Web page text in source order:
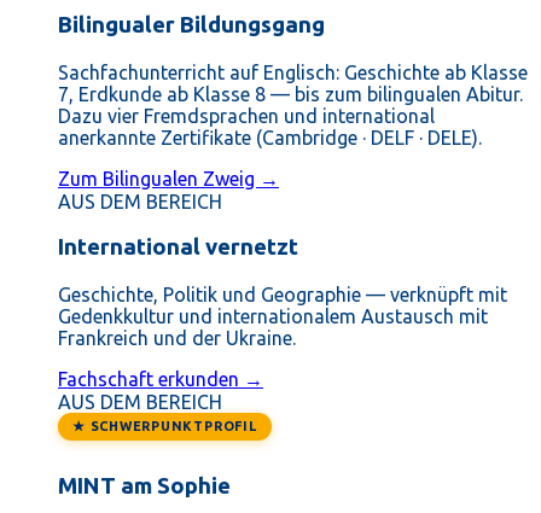
Bilingualer Bildungsgang
Sachfachunterricht auf Englisch: Geschichte ab Klasse
7, Erdkunde ab Klasse 8 — bis zum bilingualen Abitur.
Dazu vier Fremdsprachen und international
anerkannte Zertifikate (Cambridge · DELF · DELE).
Zum Bilingualen Zweig →
AUS DEM BEREICH
International vernetzt
Geschichte, Politik und Geographie — verknüpft mit
Gedenkkultur und internationalem Austausch mit
Frankreich und der Ukraine.
Fachschaft erkunden →
AUS DEM BEREICH
★ SCHWERPUNKTPROFIL
MINT am Sophie